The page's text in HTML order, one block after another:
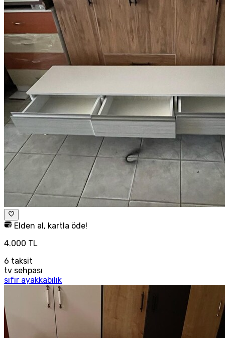
Elden al, kartla öde!
4.000 TL
6 taksit
tv sehpası
sıfır ayakkabılık